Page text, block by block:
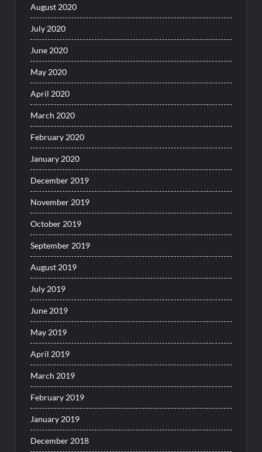
August 2020
July 2020
June 2020
May 2020
April 2020
March 2020
February 2020
January 2020
December 2019
November 2019
October 2019
September 2019
August 2019
July 2019
June 2019
May 2019
April 2019
March 2019
February 2019
January 2019
December 2018